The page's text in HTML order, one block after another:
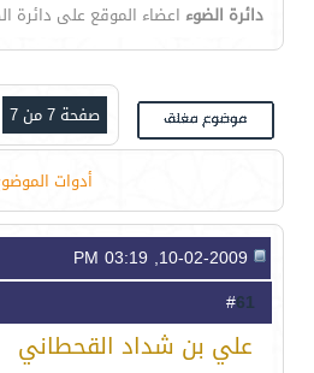
دائرة الضوء اعضاء الموقع على دائرة
صفحة 7 من 7
أدوات
61
علي بن شداد القحطاني